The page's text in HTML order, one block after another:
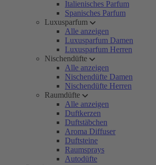
Italienisches Parfum
Spanisches Parfum
Luxusparfum
Alle anzeigen
Luxusparfum Damen
Luxusparfum Herren
Nischendüfte
Alle anzeigen
Nischendüfte Damen
Nischendüfte Herren
Raumdüfte
Alle anzeigen
Duftkerzen
Duftstäbchen
Aroma Diffuser
Duftsteine
Raumsprays
Autodüfte